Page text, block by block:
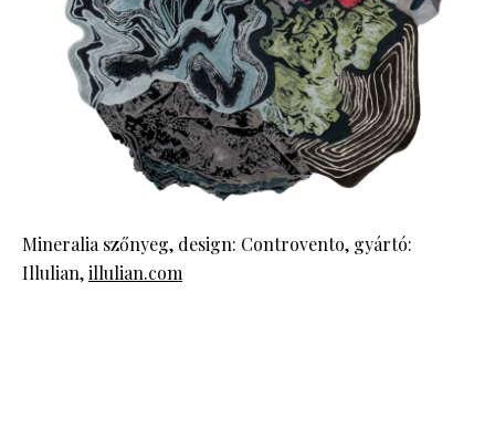
Mineralia szőnyeg, design: Controvento, gyártó:
Illulian,illulian.com